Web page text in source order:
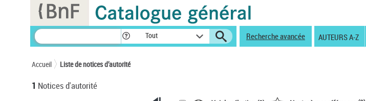
Tout Recherche avancée AUTEURS A-Z
Accueil Liste de notices d’autorité
1 Notices d'autorité
Panneau de gestion des cookies